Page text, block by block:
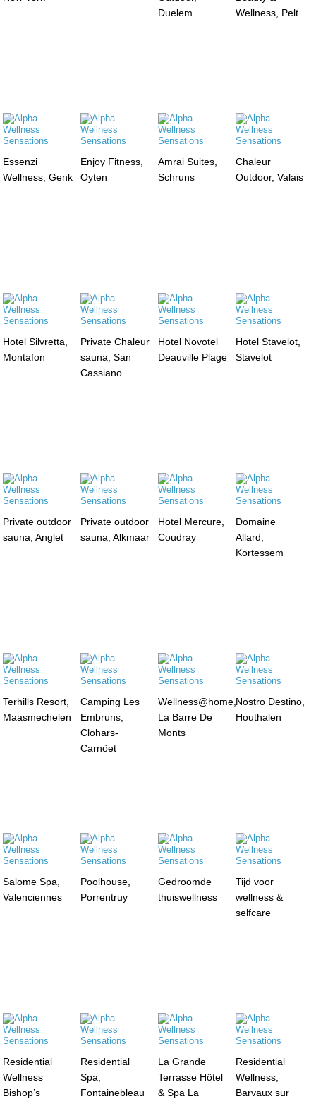
Duelem
Wellness, Pelt
Essenzi
Wellness, Genk
Enjoy Fitness,
Oyten
Amrai Suites,
Schruns
Chaleur
Outdoor, Valais
Hotel Silvretta,
Montafon
Private Chaleur
sauna, San
Cassiano
Hotel Novotel
Deauville Plage
Hotel Stavelot,
Stavelot
Private outdoor
sauna, Anglet
Private outdoor
sauna, Alkmaar
Hotel Mercure,
Coudray
Domaine
Allard,
Kortessem
Terhills Resort,
Maasmechelen
Camping Les
Embruns,
Clohars-
Carnöet
Wellness@home,
La Barre De
Monts
Nostro Destino,
Houthalen
Salome Spa,
Valenciennes
Poolhouse,
Porrentruy
Gedroomde
thuiswellness
Tijd voor
wellness &
selfcare
Residential
Wellness
Bishop’s
Residential
Spa,
Fontainebleau
La Grande
Terrasse Hôtel
& Spa La
Residential
Wellness,
Barvaux sur